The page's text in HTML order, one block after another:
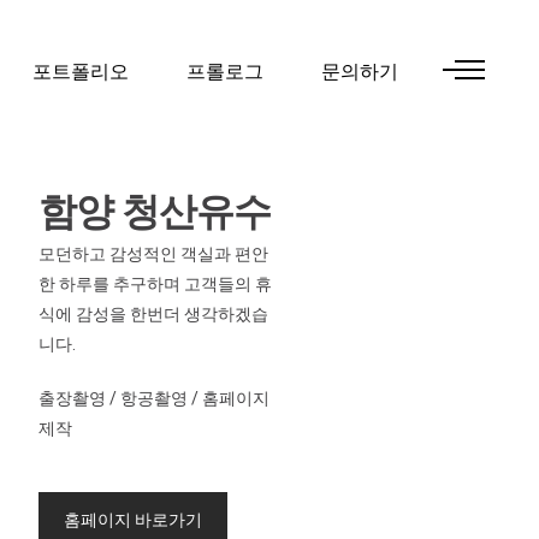
포트폴리오 프롤로그 문의하기
함양 청산유수
모던하고 감성적인 객실과 편안
한 하루를 추구하며 고객들의 휴
식에 감성을 한번더 생각하겠습
니다.
출장촬영 / 항공촬영 / 홈페이지
제작
홈페이지 바로가기